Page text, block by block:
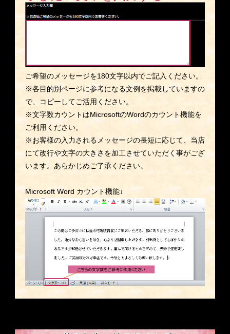
ご希望のメッセージを180文字以内でご記入ください。
※各目的別ページに参考になる文例を掲載していますの
で、コピーしてご活用ください。
※文字数カウントはMicrosoftのWordのカウント機能を
ご利用ください。
※お客様の入力されるメッセージの長短に応じて、当店
にて改行や文字の大きさを加工させていただく事がござ
います。あらかじめご了承ください。
Microsoft Word カウント機能↓